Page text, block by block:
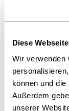
Diese
Wir verwenden
können und
Außerdem
unserer